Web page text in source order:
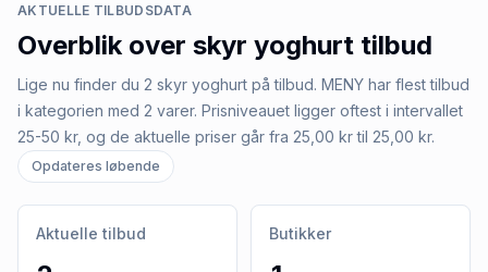
AKTUELLE TILBUDSDATA
Overblik over skyr yoghurt tilbud
Lige nu finder du 2 skyr yoghurt på tilbud. MENY har flest tilbud
i kategorien med 2 varer. Prisniveauet ligger oftest i intervallet
25-50 kr, og de aktuelle priser går fra 25,00 kr til 25,00 kr.
Opdateres løbende
Aktuelle tilbud Butikker